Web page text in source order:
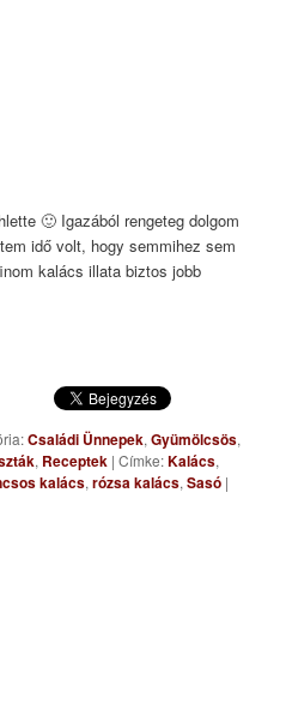
🙂 Igazából rengeteg dolgom
idő volt, hogy semmihez sem
kalács illata biztos jobb
Családi Ünnepek,Gyümölcsös,
, Receptek |Címke:Kalács,
kalács,rózsa kalács,Sasó |